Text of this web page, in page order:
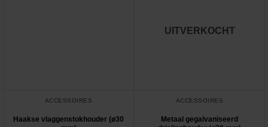
ACCESSOIRES
Haakse vlaggenstokhouder (ø30
UITVERKOCHT
ACCESSOIRES
Metaal gegalvaniseerd